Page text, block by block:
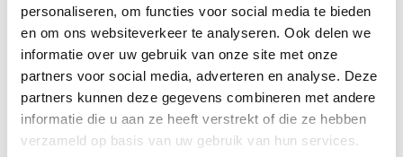
personaliseren, om functies voor social media te bieden
en om ons websiteverkeer te analyseren. Ook delen we
informatie over uw gebruik van onze site met onze
partners voor social media, adverteren en analyse. Deze
partners kunnen deze gegevens combineren met andere
informatie die u aan ze heeft verstrekt of die ze hebben
verzameld op basis van uw gebruik van hun services.
Vereiste velden zijn gemarkeerd met*
Je waardering *